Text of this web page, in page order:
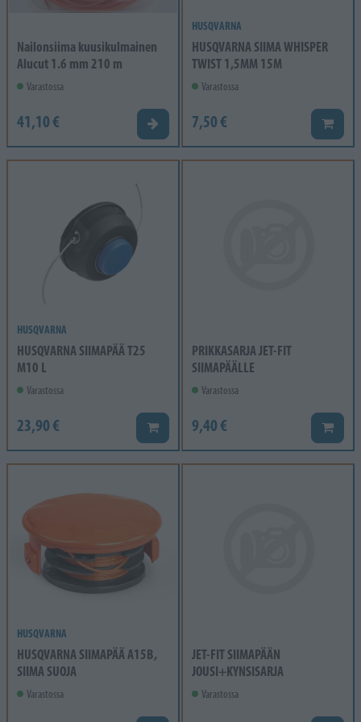
Nailonsiima kuusikulmainen
Alucut 1.6 mm 210 m
Varastossa
41,10 € Valitse vaihtoehto
HUSQVARNA
HUSQVARNA SIIMA WHISPER
TWIST 1,5MM 15M
Varastossa
7,50 € Lisää
HUSQVARNA
HUSQVARNA SIIMAPÄÄ T25
M10 L
Varastossa
23,90 € Lisää koriin
PRIKKASARJA JET-FIT
SIIMAPÄÄLLE
Varastossa
9,40 € Lisää
HUSQVARNA
HUSQVARNA SIIMAPÄÄ A15B,
SIIMA SUOJA
Varastossa
JET-FIT SIIMAPÄÄN
JOUSI+KYNSISARJA
Varastossa